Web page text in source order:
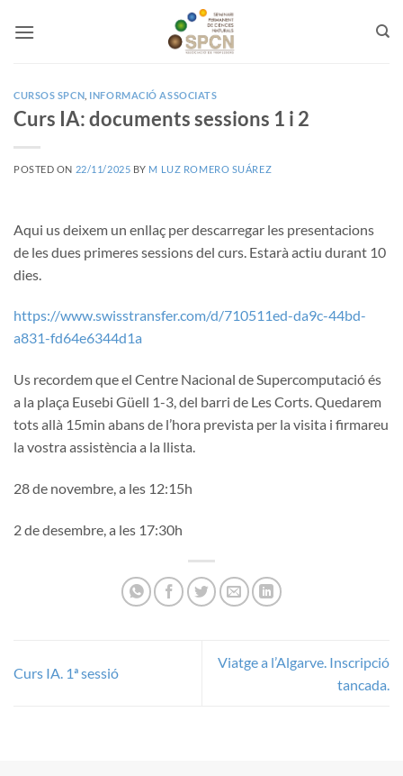
CURSOS SPCN INFORMACIÓ ASSOCIATS
Curs IA: documents sessions 1 i 2
POSTED ON 22/11/2025 BY M LUZ ROMERO SUÁREZ
Aqui us deixem un enllaç per descarregar les presentacions
de les dues primeres sessions del curs. Estarà actiu durant 10
dies.
https://www.swisstransfer.com/d/710511ed-da9c-44bd-
a831-fd64e6344d1a
Us recordem que el Centre Nacional de Supercomputació és
a la plaça Eusebi Güell 1-3, del barri de Les Corts. Quedarem
tots allà 15min abans de l’hora prevista per la visita i firmareu
la vostra assistència a la llista.
28 de novembre, a les 12:15h
2 de desembre, a les 17:30h
Curs IA. 1ª sessió
Viatge a l’Algarve. Inscripció
tancada.